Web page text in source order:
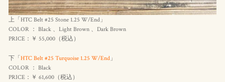
上「HTC Belt #25 Stone 1.25 W/End」
COLOR ： Black 、Light Brown 、Dark Brown
PRICE：￥ 55,000（税込 ）
下「 HTC Belt #25 Turquoise 1.25 W/End」
COLOR ： Black
PRICE：￥ 61,600（税込 ）